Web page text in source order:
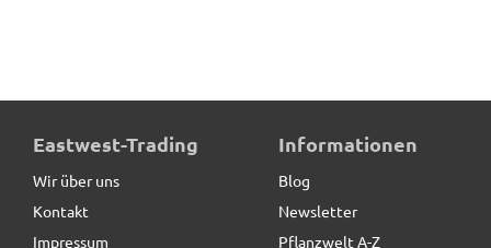
Eastwest-Trading
Wir über uns
Kontakt
Impressum
Informationen
Blog
Newsletter
Pflanzwelt A-Z